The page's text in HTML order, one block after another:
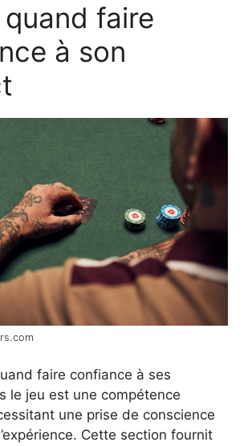
quand faire
à son
faire confiance à ses
le jeu est une compétence
une prise de conscience
Cette section fournit